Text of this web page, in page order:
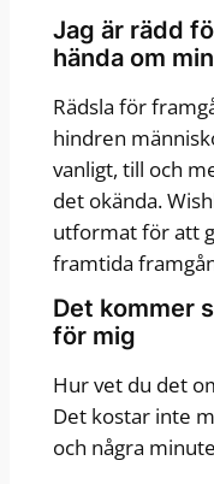
Jag är rädd
hända om
Rädsla för
hindren
vanligt, till och
det okända.
utformat för att
framtida
Det kommer
för mig
Hur vet du det
Det kostar inte
och några